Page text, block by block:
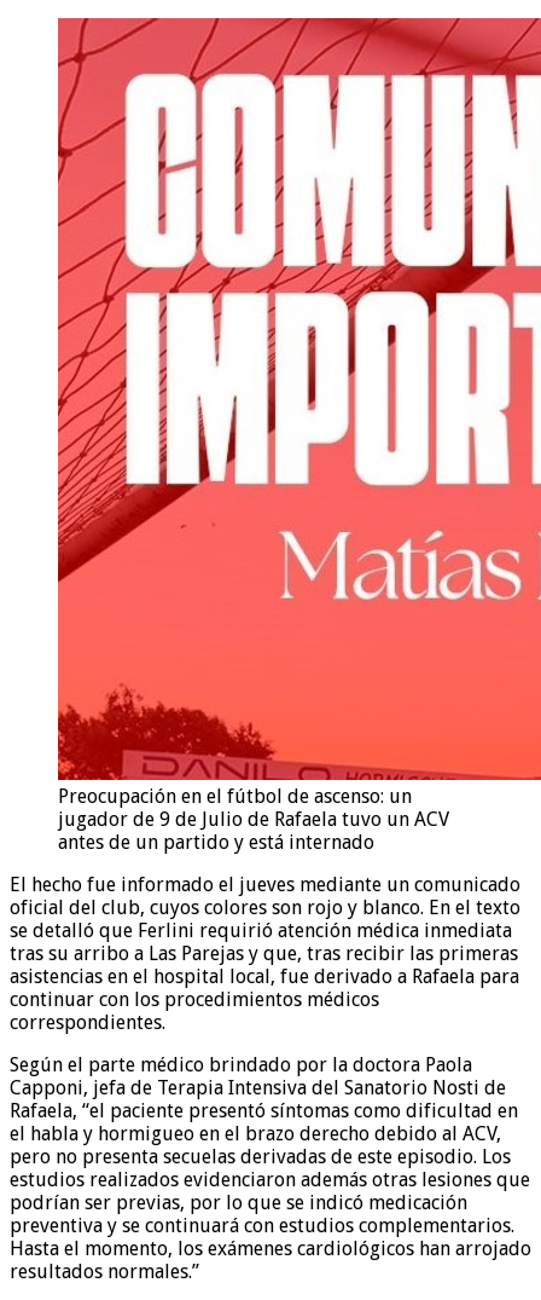
Preocupación en el fútbol de ascenso: un
jugador de 9 de Julio de Rafaela tuvo un ACV
antes de un partido y está internado
El hecho fue informado el jueves mediante un comunicado
oficial del club, cuyos colores son rojo y blanco. En el texto
se detalló que Ferlini requirió atención médica inmediata
tras su arribo a Las Parejas y que, tras recibir las primeras
asistencias en el hospital local, fue derivado a Rafaela para
continuar con los procedimientos médicos
correspondientes.
Según el parte médico brindado por la doctora Paola
Capponi, jefa de Terapia Intensiva del Sanatorio Nosti de
Rafaela, “el paciente presentó síntomas como dificultad en
el habla y hormigueo en el brazo derecho debido al ACV,
pero no presenta secuelas derivadas de este episodio. Los
estudios realizados evidenciaron además otras lesiones que
podrían ser previas, por lo que se indicó medicación
preventiva y se continuará con estudios complementarios.
Hasta el momento, los exámenes cardiológicos han arrojado
resultados normales.”